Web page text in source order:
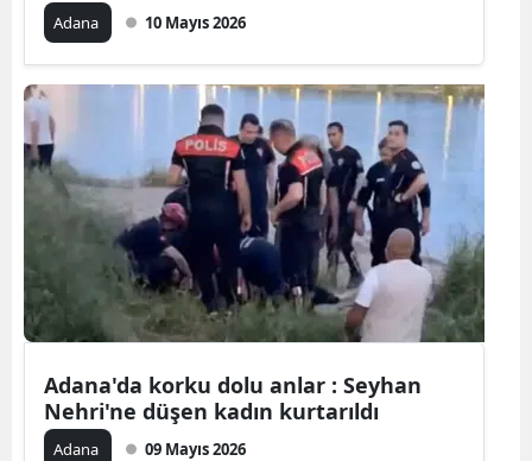
Çorum
Denizli
Elazığ
Erzincan
Adana 10 Mayıs 2026
Adana'da korku dolu anlar : Seyhan
Nehri'ne düşen kadın kurtarıldı
Adana 09 Mayıs 2026